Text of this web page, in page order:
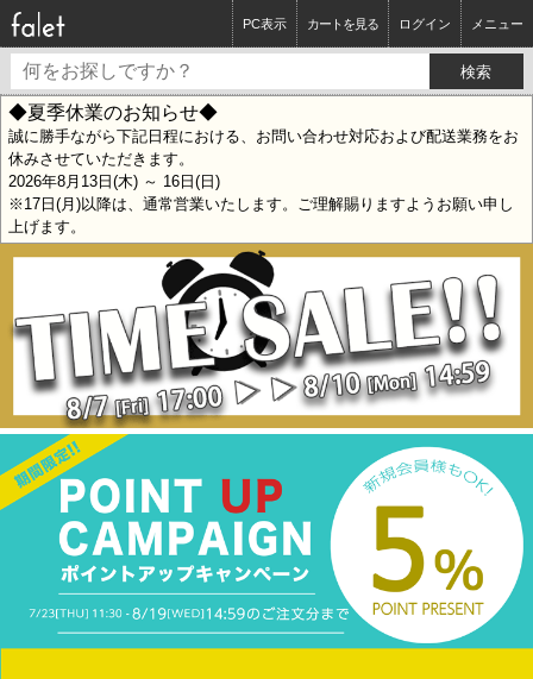
ログイン メニュー
カートを見る
PC表示
◆夏季休業のお知らせ◆
誠に勝手ながら下記日程における、お問い合わせ対応および配送業務をお
休みさせていただきます。
2026年8月13日(木) ～ 16日(日)
※17日(月)以降は、通常営業いたします。ご理解賜りますようお願い申し
上げます。